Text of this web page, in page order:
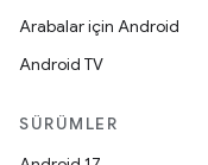
Arabalar için Android
Android TV
SÜRÜMLER